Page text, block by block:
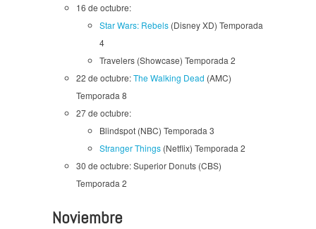
16 de octubre:
Star Wars: Rebels (Disney XD) Temporada
4
Travelers (Showcase) Temporada 2
22 de octubre:The Walking Dead (AMC)
Temporada 8
27 de octubre:
Blindspot (NBC) Temporada 3
Stranger Things (Netflix) Temporada 2
30 de octubre: Superior Donuts (CBS)
Temporada 2
Noviembre